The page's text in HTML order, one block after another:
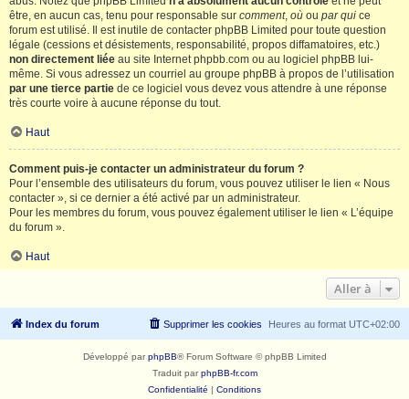
être, en aucun cas, tenu pour responsable sur comment, où ou par qui ce
forum est utilisé. Il est inutile de contacter phpBB Limited pour toute question
légale (cessions et désistements, responsabilité, propos diffamatoires, etc.)
non directement liée au site Internet phpbb.com ou au logiciel phpBB lui-
même. Si vous adressez un courriel au groupe phpBB à propos de l’utilisation
par une tierce partie de ce logiciel vous devez vous attendre à une réponse
très courte voire à aucune réponse du tout.
Haut
Comment puis-je contacter un administrateur du forum ?
Pour l’ensemble des utilisateurs du forum, vous pouvez utiliser le lien « Nous
contacter », si ce dernier a été activé par un administrateur.
Pour les membres du forum, vous pouvez également utiliser le lien « L’équipe
du forum ».
Haut
Aller à
Index du forum Heures au format UTC+02:00
Supprimer les cookies
Développé parphpBB® Forum Software © phpBB Limited
Traduit parphpBB-fr.com
Confidentialité | Conditions